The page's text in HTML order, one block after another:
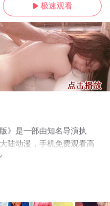
 极速观看
》是一部由知名导演执
陆动漫，手机免费观看高
空电影网，更多相关信息